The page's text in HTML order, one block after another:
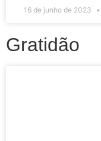
16 de junho de 2023
Gratidão